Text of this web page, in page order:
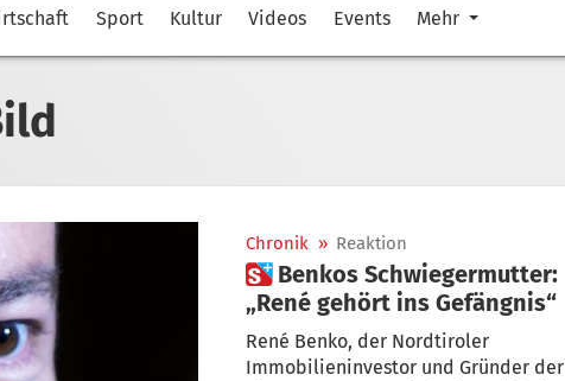
Sport Kultur Videos Events Mehr
Chronik » Reaktion
 Benkos Schwiegermutter:
„René gehört ins Gefängnis“
René Benko, der Nordtiroler
Immobilieninvestor und Gründer der